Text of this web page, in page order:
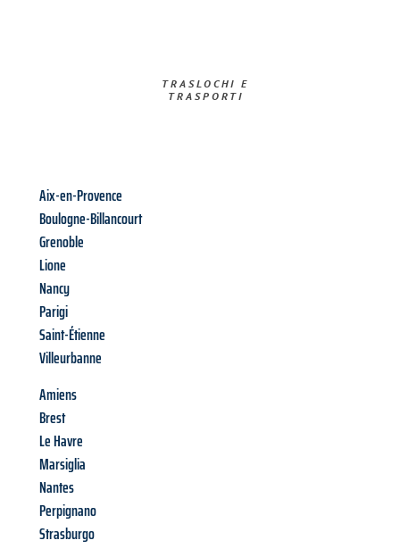
TRASLOCHI E
TRASPORTI​
Aix-en-Provence
Boulogne-Billancourt
Grenoble
Lione
Nancy
Parigi
Saint-Étienne
Villeurbanne
Amiens
Brest
Le Havre
Marsiglia
Nantes
Perpignano
Strasburgo